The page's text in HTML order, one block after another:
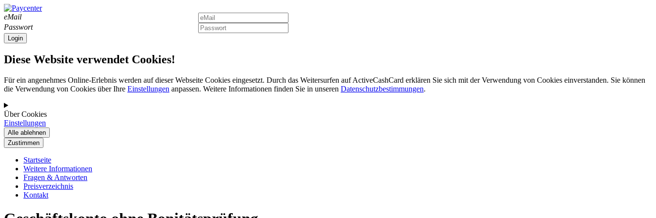
eMail
Passwort
Diese Website verwendet Cookies!
Für ein angenehmes Online-Erlebnis werden auf dieser Webseite Cookies eingesetzt. Durch das Weitersurfen auf ActiveCashCard erklären Sie sich mit der Verwendung von Cookies einverstanden. Sie können
die Verwendung von Cookies über Ihre Einstellungen anpassen. Weitere Informationen finden Sie in unseren Datenschutzbestimmungen.
Über Cookies
Einstellungen
Startseite
Weitere Informationen
Fragen & Antworten
Preisverzeichnis
Kontakt